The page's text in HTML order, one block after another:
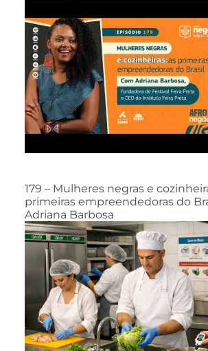
179 – Mulheres negras e
primeiras empreendedoras do
Adriana Barbosa